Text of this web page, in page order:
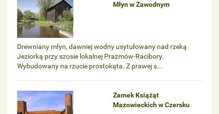
Młyn w Zawodnym
Drewniany młyn, dawniej wodny usytułowany nad rzeką
Jeziorką przy szosie lokalnej Prażmów-Racibory.
Wybudowany na rzucie prostokąta. Z prawej s...
Zamek Książąt
Mazowieckich w Czersku